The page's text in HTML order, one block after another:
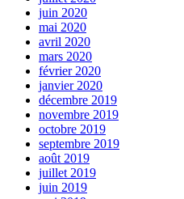
juin 2020
mai 2020
avril 2020
mars 2020
février 2020
janvier 2020
décembre 2019
novembre 2019
octobre 2019
septembre 2019
août 2019
juillet 2019
juin 2019